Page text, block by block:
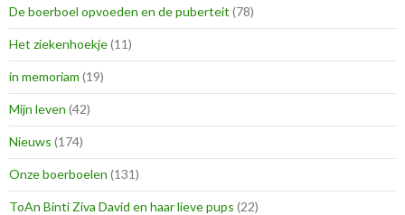
De boerboel opvoeden en de puberteit (78)
Het ziekenhoekje(11)
in memoriam (19)
Mijn leven (42)
Nieuws (174)
Onze boerboelen (131)
ToAn Binti Ziva David en haar lieve pups (22)